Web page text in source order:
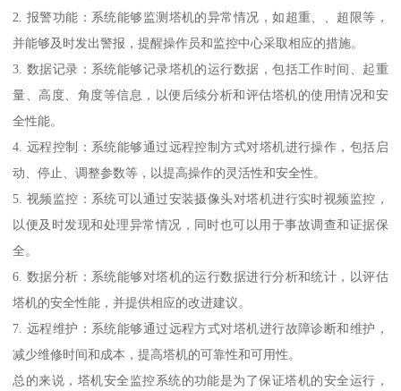
2. 报警功能：系统能够监测塔机的异常情况，如超重、、超限等，
并能够及时发出警报，提醒操作员和监控中心采取相应的措施。
3. 数据记录：系统能够记录塔机的运行数据，包括工作时间、起重
量、高度、角度等信息，以便后续分析和评估塔机的使用情况和安
全性能。
4. 远程控制：系统能够通过远程控制方式对塔机进行操作，包括启
动、停止、调整参数等，以提高操作的灵活性和安全性。
5. 视频监控：系统可以通过安装摄像头对塔机进行实时视频监控，
以便及时发现和处理异常情况，同时也可以用于事故调查和证据保
全。
6. 数据分析：系统能够对塔机的运行数据进行分析和统计，以评估
塔机的安全性能，并提供相应的改进建议。
7. 远程维护：系统能够通过远程方式对塔机进行故障诊断和维护，
减少维修时间和成本，提高塔机的可靠性和可用性。
总的来说，塔机安全监控系统的功能是为了保证塔机的安全运行，